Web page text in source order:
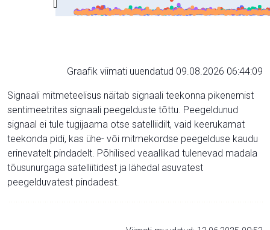
Graafik viimati uuendatud 09.08.2026 06:44:09
Signaali mitmeteelisus näitab signaali teekonna pikenemist
sentimeetrites signaali peegelduste tõttu. Peegeldunud
signaal ei tule tugijaama otse satelliidilt, vaid keerukamat
teekonda pidi, kas ühe- või mitmekordse peegelduse kaudu
erinevatelt pindadelt. Põhilised veaallikad tulenevad madala
tõusunurgaga satelliitidest ja lähedal asuvatest
peegelduvatest pindadest.